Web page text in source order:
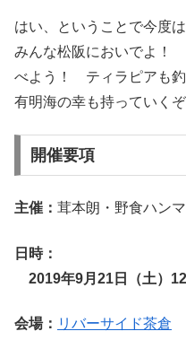
はい、ということで今度
みんな松阪においでよ！
べよう！ ティラピアも釣
有明海の幸も持っていく
開催要項
主催： 茸本朗・野食ハン
日時：
2019年9月21日（土）
会場： リバーサイド茶倉